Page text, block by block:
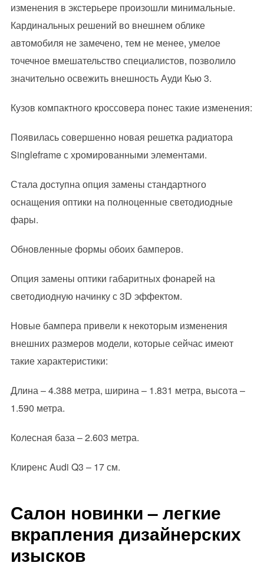
изменения в экстерьере произошли минимальные.
Кардинальных решений во внешнем облике
автомобиля не замечено, тем не менее, умелое
точечное вмешательство специалистов, позволило
значительно освежить внешность Ауди Кью 3.
Кузов компактного кроссовера понес такие изменения:
Появилась совершенно новая решетка радиатора
Singleframe с хромированными элементами.
Стала доступна опция замены стандартного
оснащения оптики на полноценные светодиодные
фары.
Обновленные формы обоих бамперов.
Опция замены оптики габаритных фонарей на
светодиодную начинку с 3D эффектом.
Новые бампера привели к некоторым изменения
внешних размеров модели, которые сейчас имеют
такие характеристики:
Длина – 4.388 метра, ширина – 1.831 метра, высота –
1.590 метра.
Колесная база – 2.603 метра.
Клиренс Audi Q3 – 17 см.
Салон новинки – легкие
вкрапления дизайнерских
изысков